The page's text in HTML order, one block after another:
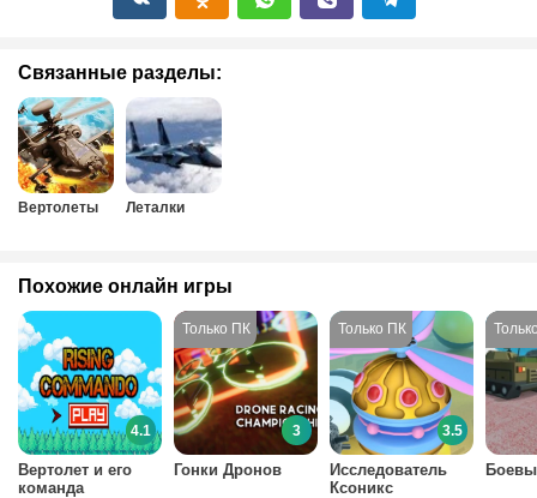
Связанные разделы:
Вертолеты Леталки
Похожие онлайн игры
Гонки Дронов
3
Исследователь
Ксоникс
3.5
Вертолет и его
команда
4.1